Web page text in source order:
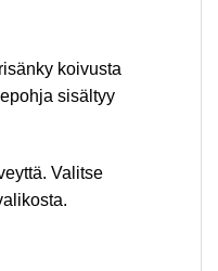
koivusta
sisältyy
Valitse